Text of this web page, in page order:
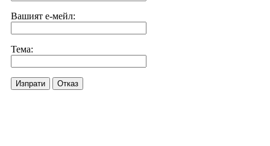
Вашият е-мейл:
Тема:
Изпрати Отказ